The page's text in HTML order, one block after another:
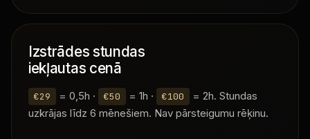
Izstrādes stundas
iekļautas cenā
€29 = 0,5h · €50 = 1h · €100
= 2h. Stundas
uzkrājas līdz 6 mēnešiem. Nav pārsteigumu rēķinu.